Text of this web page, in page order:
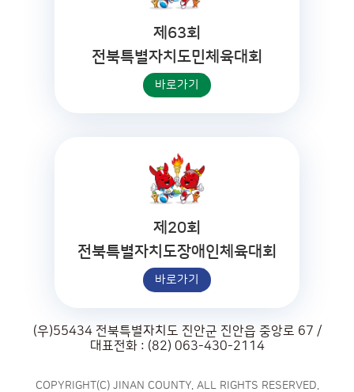
제63회
전북특별자치도민체육대회
바로가기
제20회
전북특별자치도장애인체육대회
바로가기
(우)55434 전북특별자치도 진안군 진안읍 중앙로 67 /
대표전화 : (82) 063-430-2114
COPYRIGHT(C) JINAN COUNTY. ALL RIGHTS RESERVED.